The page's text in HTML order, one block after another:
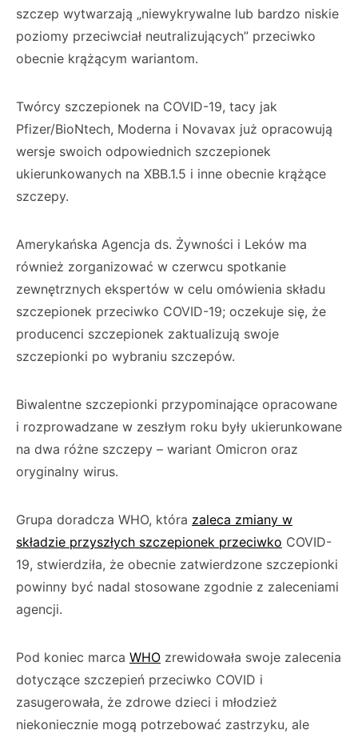
szczep wytwarzają „niewykrywalne lub bardzo niskie
poziomy przeciwciał neutralizujących” przeciwko
obecnie krążącym wariantom.
Twórcy szczepionek na COVID-19, tacy jak
Pfizer/BioNtech, Moderna i Novavax już opracowują
wersje swoich odpowiednich szczepionek
ukierunkowanych na XBB.1.5 i inne obecnie krążące
szczepy.
Amerykańska Agencja ds. Żywności i Leków ma
również zorganizować w czerwcu spotkanie
zewnętrznych ekspertów w celu omówienia składu
szczepionek przeciwko COVID-19; oczekuje się, że
producenci szczepionek zaktualizują swoje
szczepionki po wybraniu szczepów.
Biwalentne szczepionki przypominające opracowane
i rozprowadzane w zeszłym roku były ukierunkowane
na dwa różne szczepy – wariant Omicron oraz
oryginalny wirus.
Grupa doradcza WHO, która zaleca zmiany w
składzie przyszłych szczepionek przeciwko COVID-
19, stwierdziła, że obecnie zatwierdzone szczepionki
powinny być nadal stosowane zgodnie z zaleceniami
agencji.
Pod koniec marca WHO zrewidowała swoje zalecenia
dotyczące szczepień przeciwko COVID i
zasugerowała, że zdrowe dzieci i młodzież
niekoniecznie mogą potrzebować zastrzyku, ale